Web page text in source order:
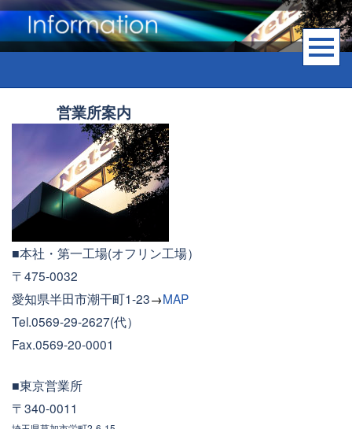
営業所案内
■本社・第一工場(オフリン工場）
〒475-0032
愛知県半田市潮干町1-23→MAP
Tel.0569-29-2627(代）
Fax.0569-20-0001
■東京営業所
〒340-0011